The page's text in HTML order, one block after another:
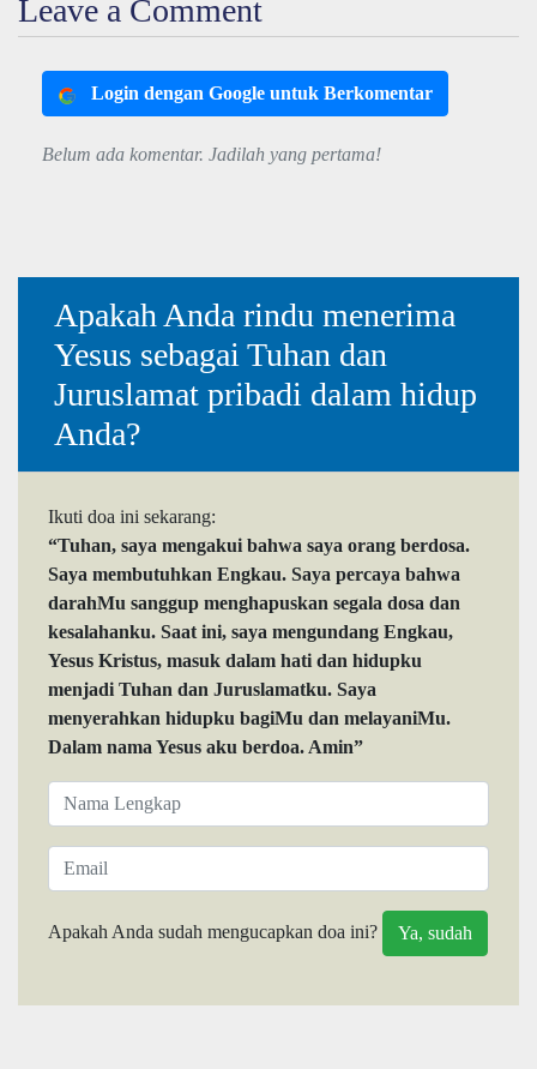
Leave a Comment
Login dengan Google untuk Berkomentar
Belum ada komentar. Jadilah yang pertama!
Apakah Anda rindu menerima
Yesus sebagai Tuhan dan
Juruslamat pribadi dalam hidup
Anda?
Ikuti doa ini sekarang:
“Tuhan, saya mengakui bahwa saya orang berdosa.
Saya membutuhkan Engkau. Saya percaya bahwa
darahMu sanggup menghapuskan segala dosa dan
kesalahanku. Saat ini, saya mengundang Engkau,
Yesus Kristus, masuk dalam hati dan hidupku
menjadi Tuhan dan Juruslamatku. Saya
menyerahkan hidupku bagiMu dan melayaniMu.
Dalam nama Yesus aku berdoa. Amin”
Apakah Anda sudah mengucapkan doa ini?